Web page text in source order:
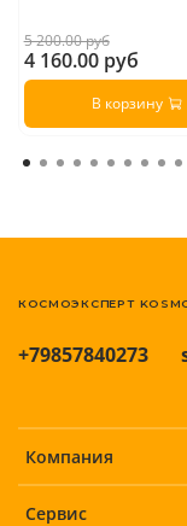
5 200.00 руб
4 160.00 руб
В корзину
Компания
Сервис
+79857840273
КОСМОЭКСПЕРТ